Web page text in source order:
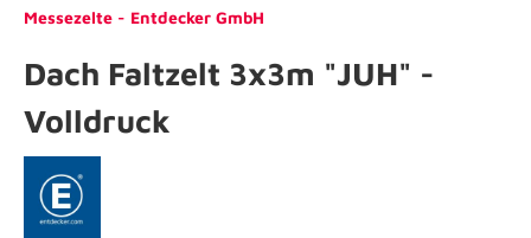
Messezelte - Entdecker GmbH
Dach Faltzelt 3x3m "JUH" -
Volldruck